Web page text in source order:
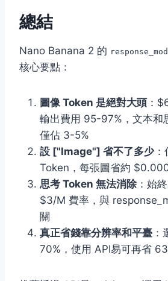
總結
Nano Banana 2 的
核心要點：
圖像 Token 是絕對大頭 ：
輸出費用 95-97%，文本和
僅佔 3-5%
設 ["Image"] 省不了多少：
Token，每張圖省約
思考 Token 無法消除 ：始
$3/M 費率，與
關
真正省錢靠分辨率和平臺
70%，使用 API易可再省